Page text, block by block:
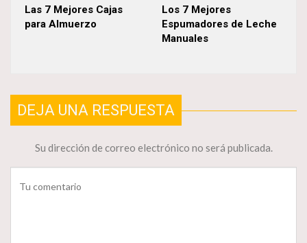
Las 7 Mejores Cajas
para Almuerzo
Los 7 Mejores
Espumadores de Leche
Manuales
DEJA UNA RESPUESTA
Su dirección de correo electrónico no será publicada.